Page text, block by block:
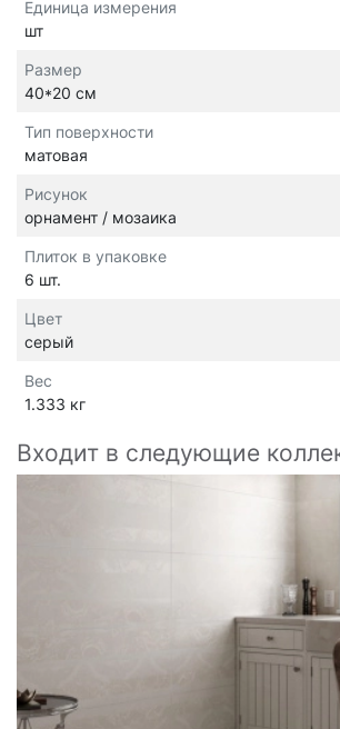
Единица измерения
шт
Размер
40*20 см
Тип поверхности
матовая
Рисунок
орнамент / мозаика
Плиток в упаковке
6 шт.
Цвет
серый
Вес
1.333 кг
Входит в следующие